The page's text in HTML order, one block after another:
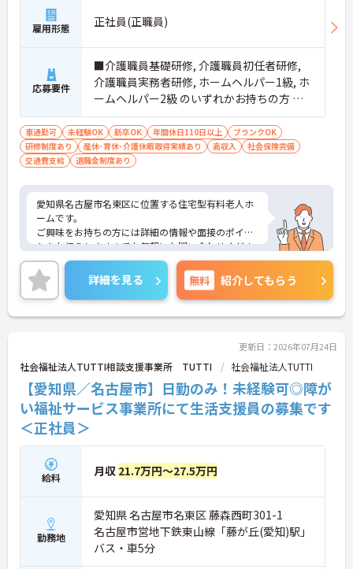
雇用形態 正社員(正職員)
応募要件
■介護職員基礎研修, 介護職員初任者研修,
介護職員実務者研修, ホームヘルパー1級, ホ
ームヘルパー2級 のいずれかお持ちの方 ■
全てのシフト勤務ができる方 ■経験不問
（経験の浅い方や未経験の方も、ご相談く
ださい）
車通勤可 未経験OK 新卒OK 年間休日110日以上
ブランクOK
研修制度あり
産休･育休･介護休暇取得実績あり 高収入
社会保険完備
交通費支給
退職金制度あり
愛知県名古屋市名東区に位置する住宅型有料老人ホ
ームです。
ご興味をお持ちの方には詳細の情報や面接のポイン
トをお伝えしますのでお気軽にお問い合わせくださ
いませ。
詳細を見る 無料 紹介してもらう
更新日：2026年07月24日
社会福祉法人TUTTI相談支援事業所 TUTTI 社会福祉法人TUTTI
【愛知県／名古屋市】日勤のみ！未経験可◎障が
い福祉サービス事業所にて生活支援員の募集です
＜正社員＞
給料 月収 21.7万円～27.5万円
勤務地
愛知県 名古屋市名東区 藤森西町301-1
名古屋市営地下鉄東山線「藤が丘(愛知)駅」
バス・車5分